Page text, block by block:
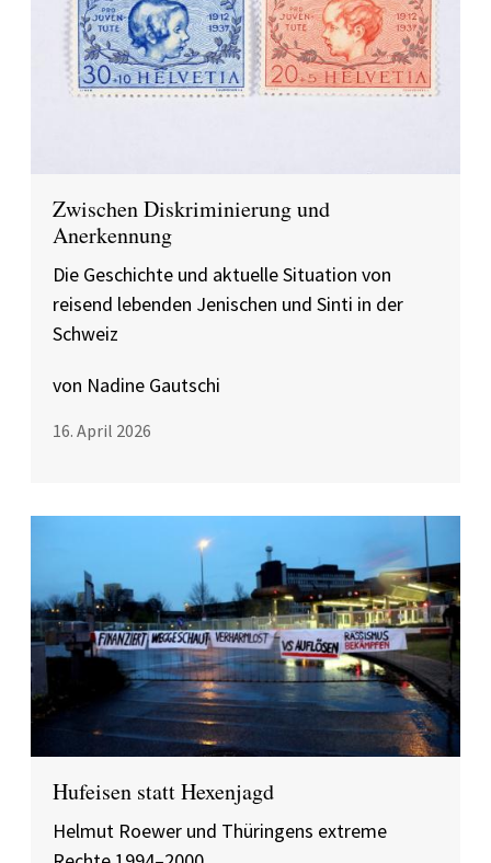
Zwischen Diskriminierung und
Anerkennung
Die Geschichte und aktuelle Situation von
reisend lebenden Jenischen und Sinti in der
Schweiz
von Nadine Gautschi
16. April 2026
Hufeisen statt Hexenjagd
Helmut Roewer und Thüringens extreme